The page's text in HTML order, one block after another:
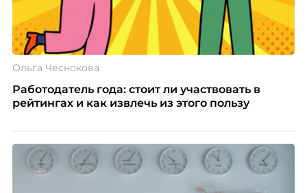
Ольга Чеснокова
Работодатель года: стоит ли участвовать в
рейтингах и как извлечь из этого пользу